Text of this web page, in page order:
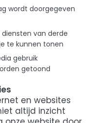
wordt doorgegeven
van derde
te kunnen tonen
gebruik
getoond
en websites
altijd inzicht